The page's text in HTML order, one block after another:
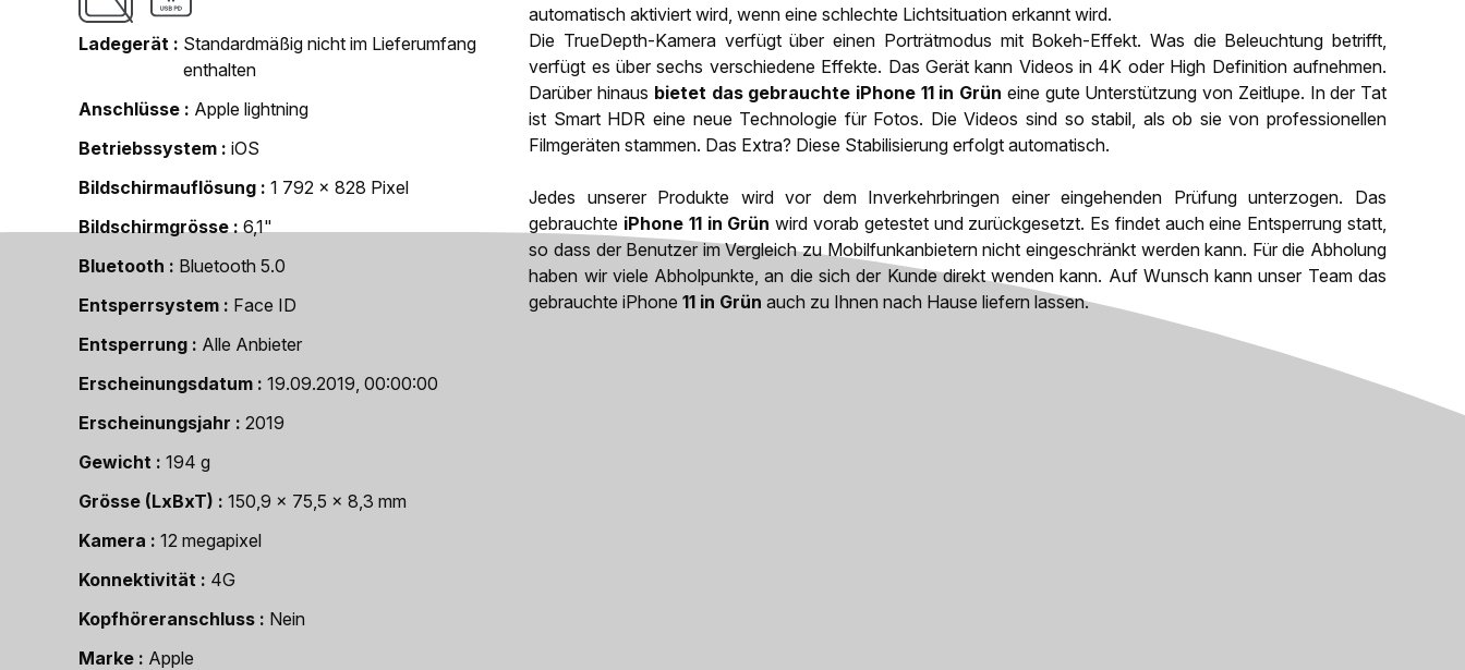
Ladegerät
Standardmäßig nicht im Lieferumfang
enthalten
Anschlüsse
Apple lightning
Betriebssystem
iOS
Bildschirmauflösung
1 792 x 828 Pixel
Bildschirmgrösse
6,1"
Bluetooth
Bluetooth 5.0
Entsperrsystem
Face ID
Entsperrung
Alle Anbieter
Erscheinungsdatum
19.09.2019, 00:00:00
Erscheinungsjahr
2019
Gewicht
194 g
Grösse (LxBxT)
150,9 x 75,5 x 8,3 mm
Kamera
12 megapixel
Konnektivität
4G
Kopfhöreranschluss
Nein
Marke
Apple
automatisch aktiviert wird, wenn eine schlechte Lichtsituation erkannt wird.
Die TrueDepth-Kamera verfügt über einen Porträtmodus mit Bokeh-Effekt. Was die Beleuchtung betrifft,
verfügt es über sechs verschiedene Effekte. Das Gerät kann Videos in 4K oder High Definition aufnehmen.
Darüber hinaus bietet das gebrauchte iPhone 11 in Grün eine gute Unterstützung von Zeitlupe. In der Tat
ist Smart HDR eine neue Technologie für Fotos. Die Videos sind so stabil, als ob sie von professionellen
Filmgeräten stammen. Das Extra? Diese Stabilisierung erfolgt automatisch.
Jedes unserer Produkte wird vor dem Inverkehrbringen einer eingehenden Prüfung unterzogen. Das
gebrauchte iPhone 11 in Grün wird vorab getestet und zurückgesetzt. Es findet auch eine Entsperrung statt,
so dass der Benutzer im Vergleich zu Mobilfunkanbietern nicht eingeschränkt werden kann. Für die Abholung
haben wir viele Abholpunkte, an die sich der Kunde direkt wenden kann. Auf Wunsch kann unser Team das
gebrauchte iPhone11 in Grün auch zu Ihnen nach Hause liefern lassen.